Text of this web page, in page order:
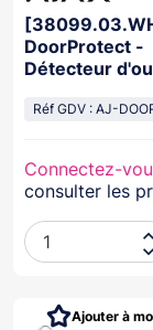
DoorProtect -
Détecteur
Réf GDV : AJ-
Connectez-
consulter les


Ajouter à